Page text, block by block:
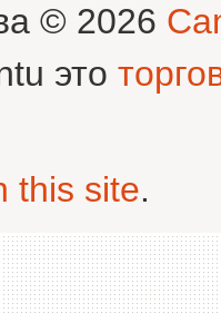
© 2026
это
this site.